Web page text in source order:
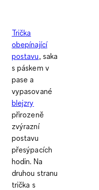
Trička
obepínající
postavu, saka
s páskem v
pase a
vypasované
blejzry
přirozeně
zvýrazní
postavu
přesýpacích
hodin. Na
druhou stranu
trička s